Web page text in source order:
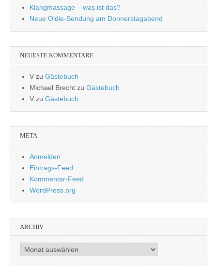
Klangmassage – was ist das?
Neue Oldie-Sendung am Donnerstagabend
NEUESTE KOMMENTARE
V zu Gästebuch
Michael Brecht zu Gästebuch
Vzu Gästebuch
META
Anmelden
Eintrags-Feed
Kommentar-Feed
WordPress.org
ARCHIV
Archiv